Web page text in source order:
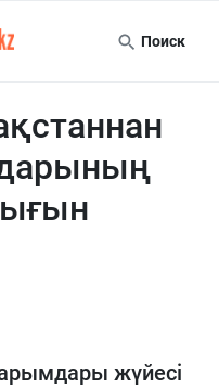
Поиск
жүйесі